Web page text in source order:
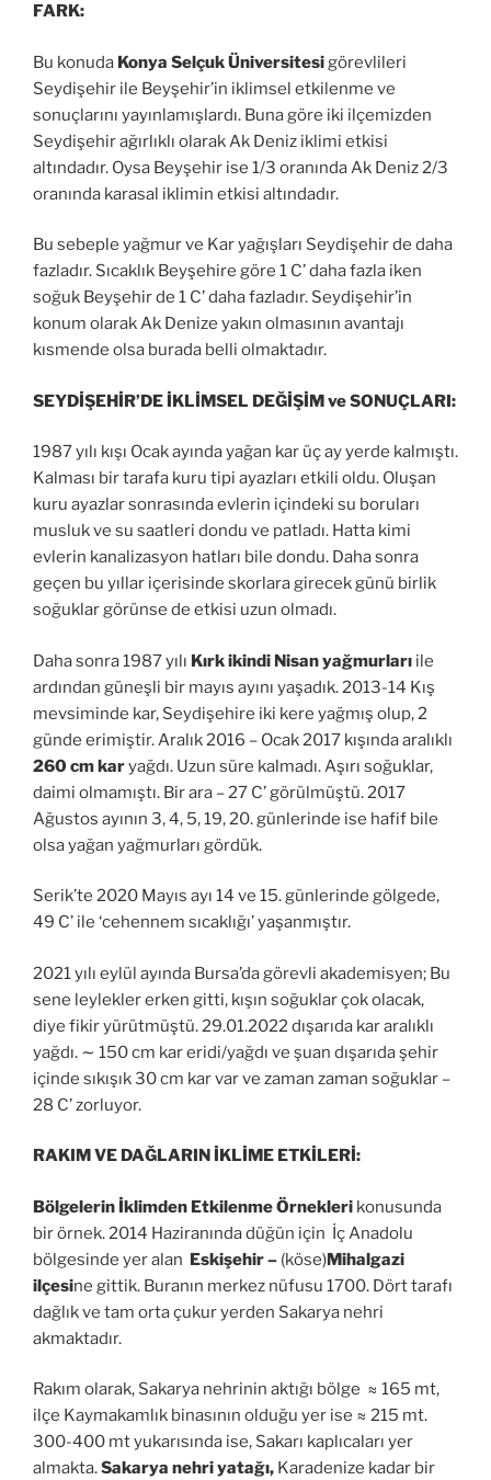
FARK:
Bu konuda Konya Selçuk Üniversitesigörevlileri
Seydişehir ile Beyşehir’in iklimsel etkilenme ve
sonuçlarını yayınlamışlardı. Buna göre iki ilçemizden
Seydişehir ağırlıklı olarak Ak Deniz iklimi etkisi
altındadır. Oysa Beyşehir ise 1/3 oranında Ak Deniz 2/3
oranında karasal iklimin etkisi altındadır.
Bu sebeple yağmur ve Kar yağışları Seydişehir de daha
fazladır. Sıcaklık Beyşehire göre 1 C’ daha fazla iken
soğuk Beyşehir de 1 C’ daha fazladır. Seydişehir’in
konum olarak Ak Denize yakın olmasının avantajı
kısmende olsa burada belli olmaktadır.
SEYDİŞEHİR’DE İKLİMSEL DEĞİŞİM ve SONUÇLARI:
1987 yılı kışı Ocak ayında yağan kar üç ay yerde kalmıştı.
Kalması bir tarafa kuru tipi ayazları etkili oldu. Oluşan
kuru ayazlar sonrasında evlerin içindeki su boruları
musluk ve su saatleri dondu ve patladı. Hatta kimi
evlerin kanalizasyon hatları bile dondu. Daha sonra
geçen bu yıllar içerisinde skorlara girecek günü birlik
soğuklar görünse de etkisi uzun olmadı.
Daha sonra 1987 yılı Kırkikindi Nisan yağmurları ile
ardından güneşli bir mayıs ayını yaşadık.2013-14 Kış
mevsiminde kar, Seydişehire iki kere yağmış olup, 2
günde erimiştir. Aralık 2016 – Ocak 2017 kışında aralıklı
260 cm karyağdı. Uzun süre kalmadı. Aşırı soğuklar,
daimi olmamıştı. Bir ara – 27 C’ görülmüştü. 2017
Ağustos ayının 3, 4, 5, 19, 20. günlerinde ise hafif bile
olsa yağan yağmurları gördük.
Serik’te 2020 Mayıs ayı 14 ve 15. günlerinde gölgede,
49 C’ ile ‘cehennem sıcaklığı’ yaşanmıştır.
2021 yılı eylül ayında Bursa’da görevli akademisyen; Bu
sene leylekler erken gitti, kışın soğuklar çok olacak,
diye fikir yürütmüştü. 29.01.2022 dışarıda kar aralıklı
yağdı. ∼ 150 cm kar eridi/yağdı ve şuan dışarıda şehir
içinde sıkışık 30 cm kar var ve zaman zaman soğuklar –
28 C’ zorluyor.
RAKIM VE DAĞLARIN İKLİME ETKİLERİ:
Bölgelerin İklimden Etkilenme Örnekleri konusunda
bir örnek. 2014 Haziranında düğün için İç Anadolu
bölgesinde yer alan Eskişehir – (köse)Mihalgazi
ilçesine gittik. Buranın merkez nüfusu 1700. Dört tarafı
dağlık ve tam orta çukur yerden Sakarya nehri
akmaktadır.
Rakım olarak, Sakarya nehrinin aktığı bölge ≈ 165 mt,
ilçe Kaymakamlık binasının olduğu yer ise ≈ 215 mt.
300-400 mt yukarısında ise, Sakarı kaplıcaları yer
almakta.Sakarya nehri yatağı, Karadenize kadar bir